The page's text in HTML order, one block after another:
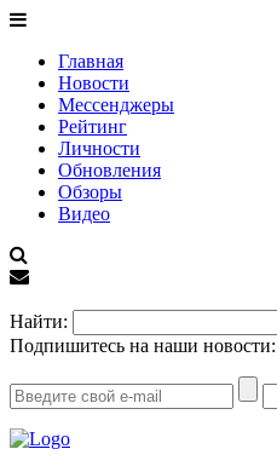
Главная
Новости
Мессенджеры
Рейтинг
Личности
Обновления
Обзоры
Видео
Найти:
Подпишитесь на наши новости: